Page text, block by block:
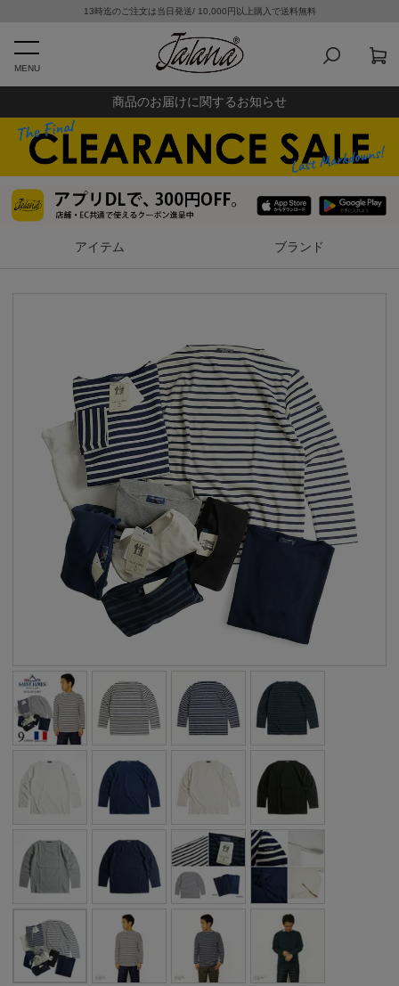
13時迄のご注文は当日発送/ 10,000円以上購入で送料無料
MENU
商品のお届けに関するお知らせ
アイテム ブランド